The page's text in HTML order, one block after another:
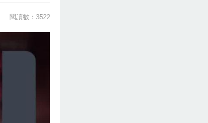
閱讀數：3522